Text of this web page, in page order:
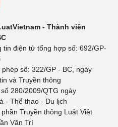
- Thành viên
điện tử tổng hợp số: 692/GP-
số: 322/GP - BC, ngày
và Truyền thông
280/2009/QTG ngày
- Thể thao - Du lịch
Truyền thông Luật Việt
Văn Trí